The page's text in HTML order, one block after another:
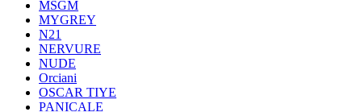
MSGM
MYGREY
N21
NERVURE
NUDE
Orciani
OSCAR TIYE
PANICALE